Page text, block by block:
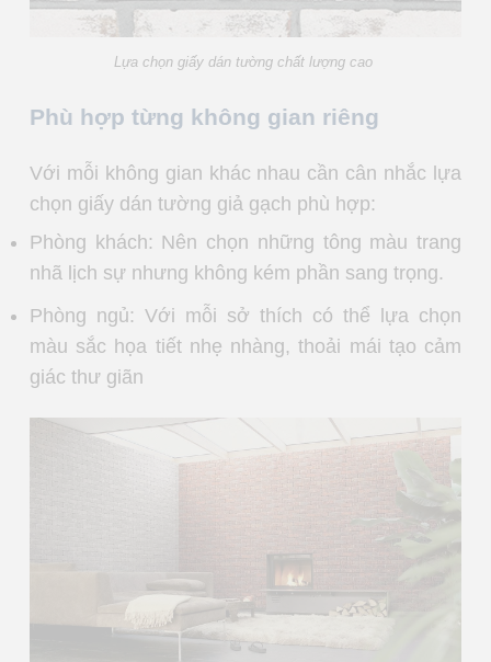
Lựa chọn giấy dán tường chất lượng cao
Phù hợp từng không gian riêng
Với mỗi không gian khác nhau cần cân nhắc lựa
chọn giấy dán tường giả gạch phù hợp:
Phòng khách: Nên chọn những tông màu trang
nhã lịch sự nhưng không kém phần sang trọng.
Phòng ngủ: Với mỗi sở thích có thể lựa chọn
màu sắc họa tiết nhẹ nhàng, thoải mái tạo cảm
giác thư giãn